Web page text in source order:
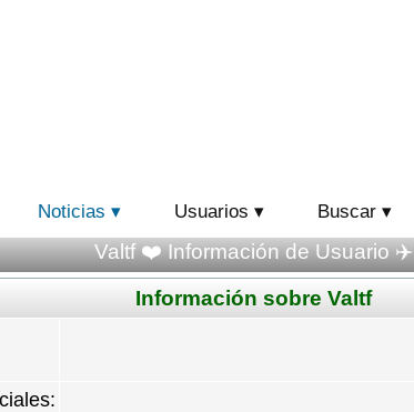
Noticias Usuarios Buscar
Valtf ❤️ Información de Usuario ✈️
Información sobre Valtf